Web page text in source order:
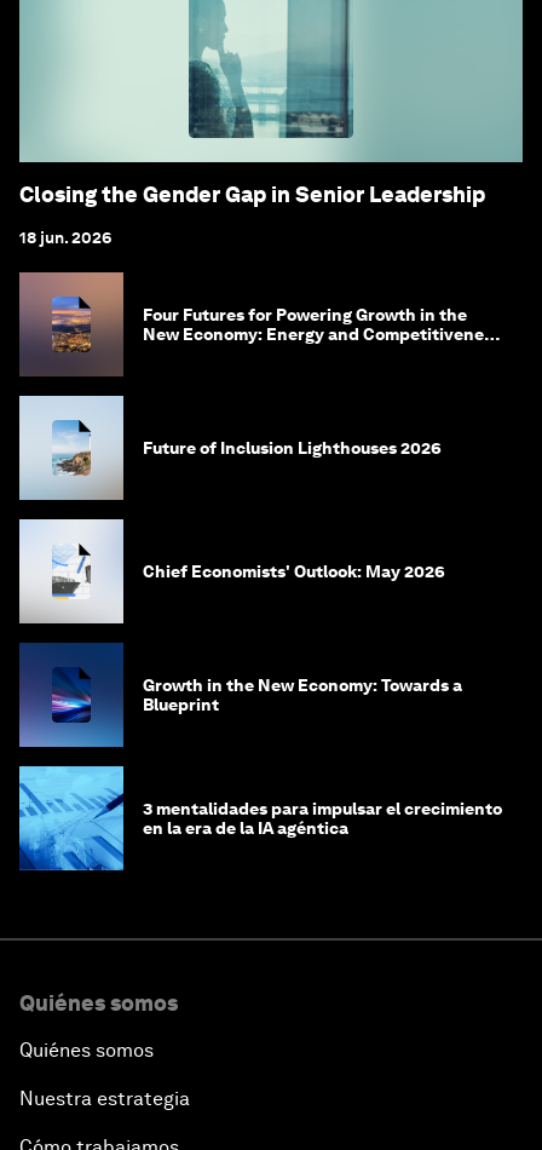
Closing the Gender Gap in Senior Leadership
18 jun. 2026
Four Futures for Powering Growth in the
New Economy: Energy and Competitiveness
Future of Inclusion Lighthouses 2026
Chief Economists' Outlook: May 2026
Growth in the New Economy: Towards a
Blueprint
3 mentalidades para impulsar el crecimiento
en la era de la IA agéntica
Quiénes somos
Quiénes somos
Nuestra estrategia